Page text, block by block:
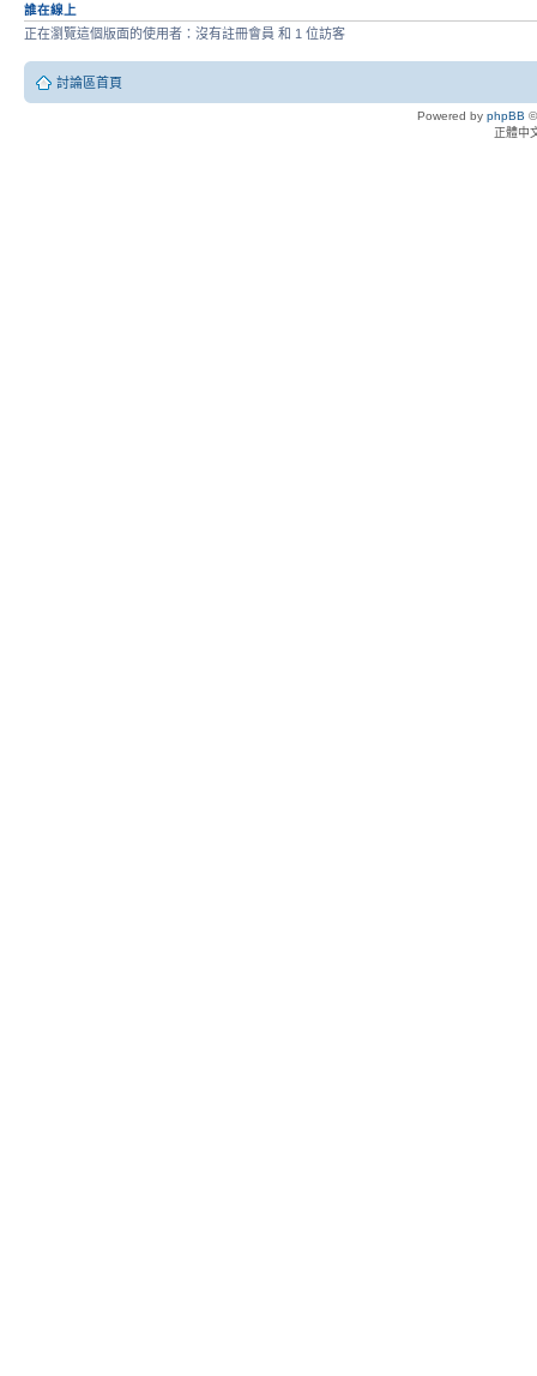
誰在線上
正在瀏覽這個版面的使用者：沒有註冊會員 和 1 位訪客
討論區首頁
Powered by phpBB
正體中